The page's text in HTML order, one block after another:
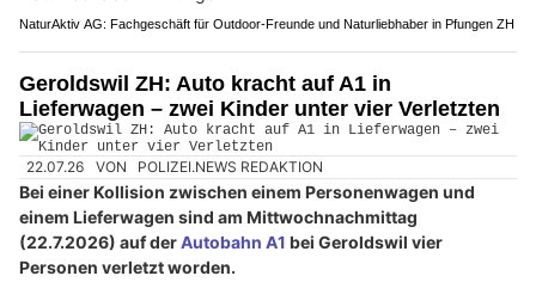
NaturAktiv AG: Fachgeschäft für Outdoor-Freunde und Naturliebhaber in Pfungen ZH
Geroldswil ZH: Auto kracht auf A1 in
Lieferwagen – zwei Kinder unter vier Verletzten
22.07.26 VON POLIZEI.NEWS REDAKTION
Bei einer Kollision zwischen einem Personenwagen und
einem Lieferwagen sind am Mittwochnachmittag
(22.7.2026) auf derAutobahn A1 bei Geroldswil vier
Personen verletzt worden.